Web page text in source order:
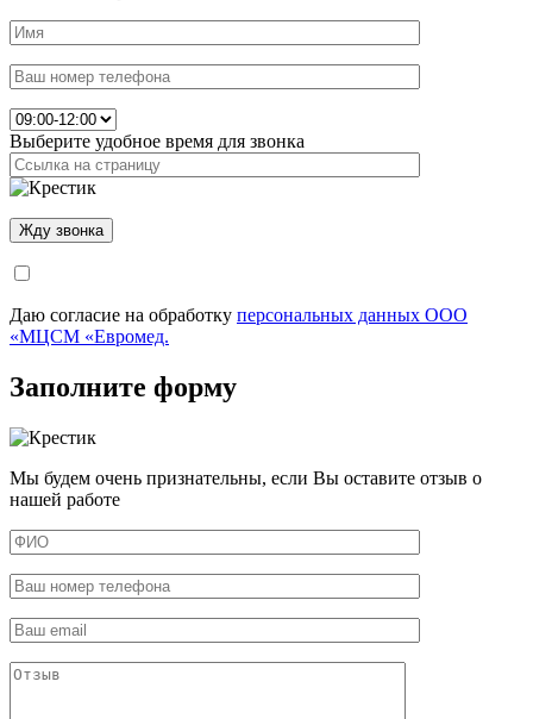
Выберите удобное время для звонка
Даю согласие на обработку персональных данных ООО
«МЦСМ «Евромед.
Заполните форму
Мы будем очень признательны, если Вы оставите отзыв о
нашей работе